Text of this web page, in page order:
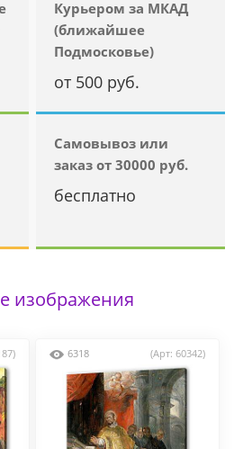
Курьером за МКАД
(ближайшее
Подмосковье)
от 500 руб.
Самовывоз или
заказ от 30000 руб.
бесплатно
изображения
6318 (Арт: 60342)